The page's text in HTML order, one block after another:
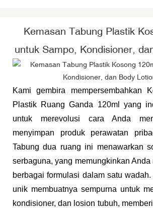
Kemasan Tabung Plastik
untuk Sampo, Kondisioner,
Kami gembira mempersembahkan
Plastik Ruang Ganda 120ml yang
untuk merevolusi cara Anda
menyimpan produk perawatan
Tabung dua ruang ini menawarkan
serbaguna, yang memungkinkan
berbagai formulasi dalam satu
unik membuatnya sempurna untuk
kondisioner, dan losion tubuh,